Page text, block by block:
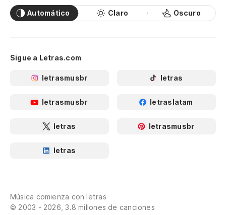
Automático Claro Oscuro
Sigue a Letras.com
letrasmusbr letras
letrasmusbr letraslatam
letras letrasmusbr
letras
Música comienza con letras
© 2003 - 2026, 3.8 millones de canciones